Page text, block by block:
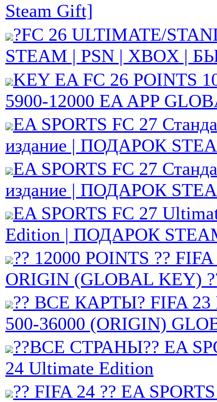
Steam Gift]
?FC 26 ULTIMATE/
STEAM | PSN | XBOX |
KEY EA FC 26 POINTS
5900-12000 EA APP
EA SPORTS FC 27
издание | ПОДАРОК
EA SPORTS FC 27
издание | ПОДАРОК
EA SPORTS FC 27
Edition | ПОДАРОК
?? 12000 POINTS ??
ORIGIN (GLOBAL KEY)
?? ВСЕ КАРТЫ? FIFA 23
500-36000 (ORIGIN)
??ВСЕ СТРАНЫ?? EA
24 Ultimate Edition
?? FIFA 24 ?? EA